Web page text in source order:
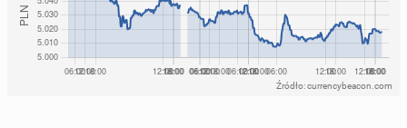
Źródło: currencybeacon.com